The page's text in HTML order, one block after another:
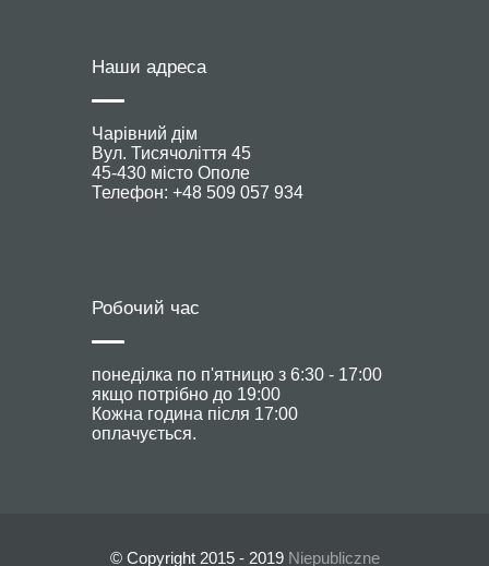
Наши адреса
Чарівний дім
Вул. Тисячоліття 45
45-430 місто Ополе
Телефон: +48 509 057 934
Робочий час
понеділка по п'ятницю з 6:30 - 17:00
якщо потрібно до 19:00
Кожна година після 17:00
оплачується.
© Copyright 2015 - 2019 Niepubliczne